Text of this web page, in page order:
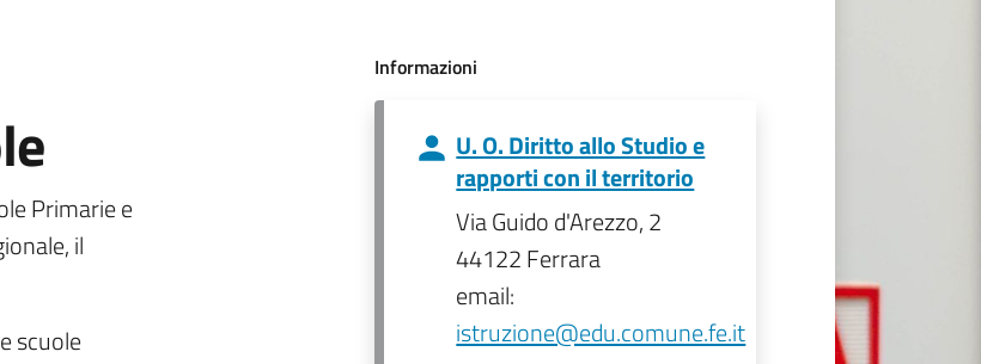
Primarie e
il
scuole
Informazioni
U. O. Diritto allo Studio e
rapporti con il territorio
Via Guido d'Arezzo, 2
44122 Ferrara
email:
istruzione@edu.comune.fe.it